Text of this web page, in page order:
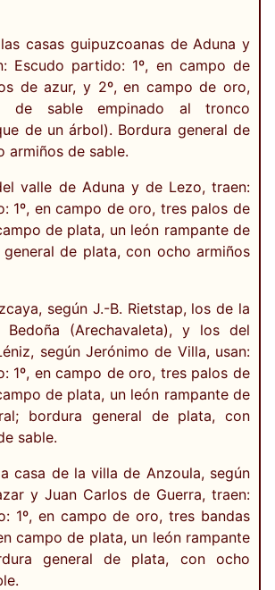
casas guipuzcoanas de Aduna y
Escudo partido: 1º, en campo de
de azur, y 2º, en campo de oro,
de sable empinado al tronco
de un árbol). Bordura general de
armiños de sable.
valle de Aduna y de Lezo, traen:
1º, en campo de oro, tres palos de
de plata, un león rampante de
de plata, con ocho armiños
según J.-B. Rietstap, los de la
Bedoña (Arechavaleta), y los del
según Jerónimo de Villa, usan:
1º, en campo de oro, tres palos de
de plata, un león rampante de
bordura general de plata, con
sable.
casa de la villa de Anzoula, según
y Juan Carlos de Guerra, traen:
1º, en campo de oro, tres bandas
campo de plata, un león rampante
general de plata, con ocho